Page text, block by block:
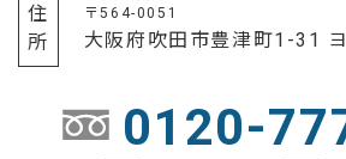
住所 〒564-0051
大阪府吹田市豊津町1-31
0120-